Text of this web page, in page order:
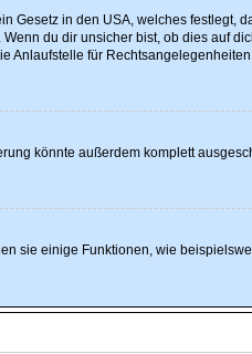
Gesetz in den USA, welches festlegt,
du dir unsicher bist, ob dies auf
Anlaufstelle für
könnte außerdem komplett
sie einige Funktionen, wie